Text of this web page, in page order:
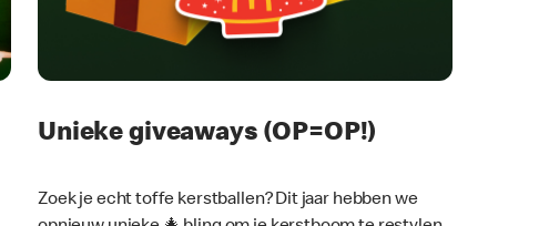
Unieke giveaways (OP=OP!)
Zoek je echt toffe kerstballen? Dit jaar hebben we